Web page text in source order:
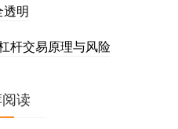
明
杆交易原理与风险
读